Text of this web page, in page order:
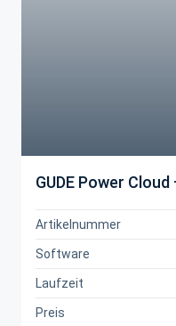
GUDE Power
Artikelnummer
Software
Laufzeit
Preis